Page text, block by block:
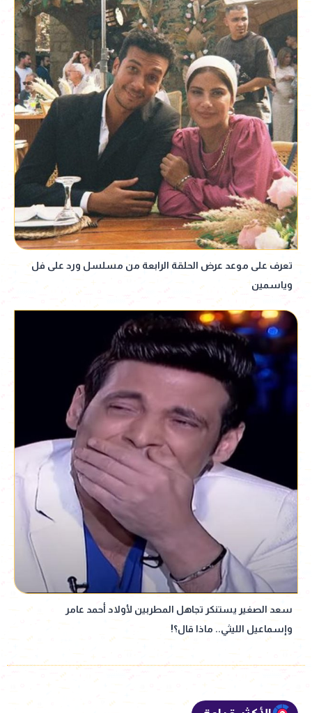
تعرف على موعد عرض الحلقة الرابعة من مسلسل ورد على فل
وياسمين
سعد الصغير يستنكر تجاهل المطربين لأولاد أحمد عامر
وإسماعيل الليثي.. ماذا قال؟!